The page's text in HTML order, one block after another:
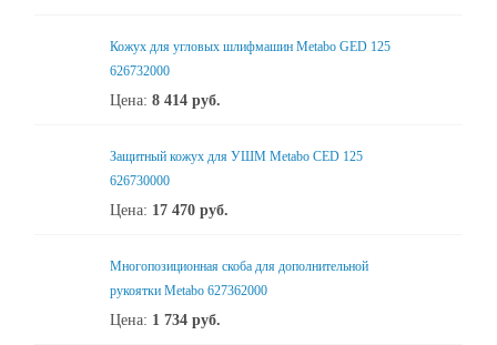
Кожух для угловых шлифмашин Metabo GED 125
626732000
Цена: 8 414 руб.
Защитный кожух для УШМ Metabo CED 125
626730000
Цена: 17 470 руб.
Многопозиционная скоба для дополнительной
рукоятки Metabo 627362000
Цена: 1 734 руб.